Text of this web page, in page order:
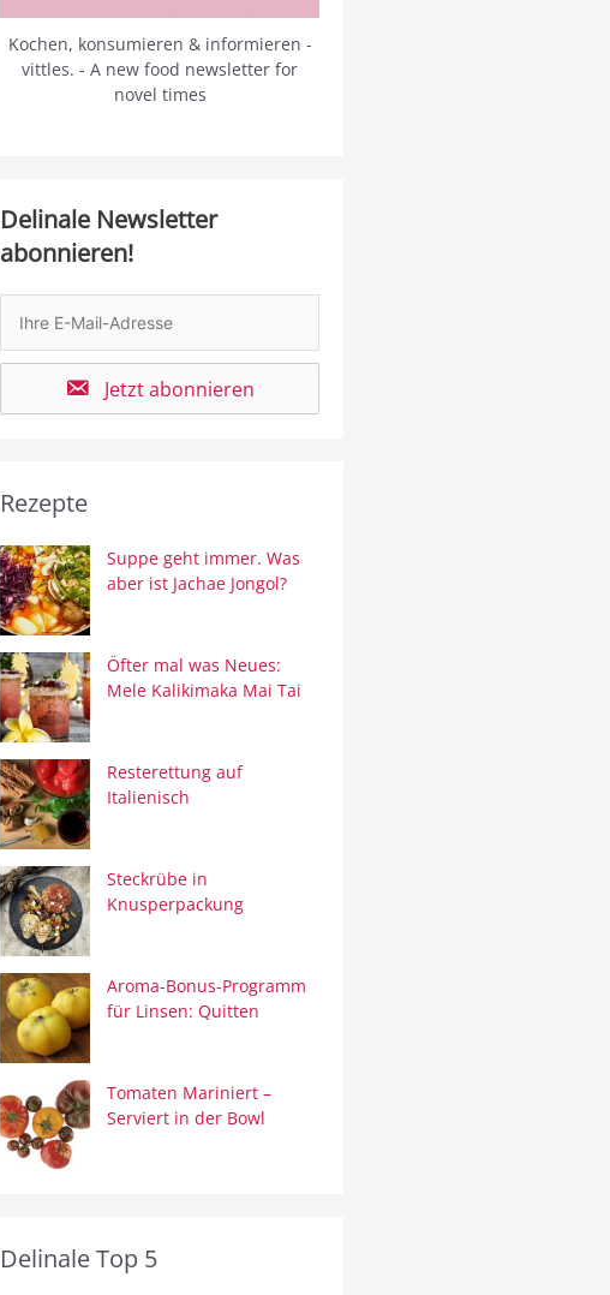
Kochen, konsumieren & informieren -
vittles. - A new food newsletter for
novel times
Delinale Newsletter
abonnieren!
Jetzt abonnieren
Rezepte
Suppe geht immer. Was
aber ist Jachae Jongol?
Öfter mal was Neues:
Mele Kalikimaka Mai Tai
Resterettung auf
Italienisch
Steckrübe in
Knusperpackung
Aroma-Bonus-Programm
für Linsen: Quitten
Tomaten Mariniert –
Serviert in der Bowl
Delinale Top 5